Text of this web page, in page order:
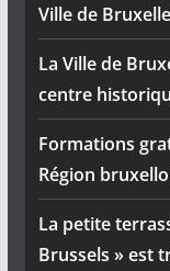
Ville de
La Ville de
centre
Formations
Région
La petite
Brussels » est